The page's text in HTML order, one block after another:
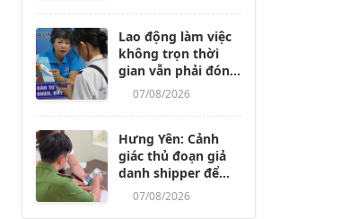
Lao động làm việc
không trọn thời
gian vẫn phải đóng
BHXH, dù nghỉ
ngày trở lên
07/08/2026
Hưng Yên: Cảnh
giác thủ đoạn giả
danh shipper để
lừa đảo, chiếm
07/08/2026